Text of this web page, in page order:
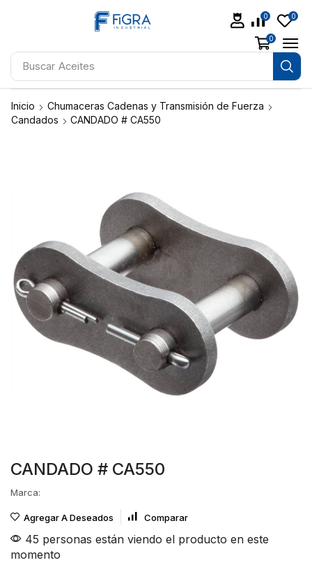
Buscar Aceites
0 0
0
Inicio
Chumaceras Cadenas y Transmisión de Fuerza
Candados
CANDADO # CA550
CANDADO # CA550
Marca:
Agregar A Deseados Comparar
45 personas están viendo el producto en este
momento